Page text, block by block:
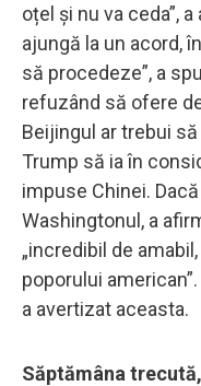
oțel și nu va ceda”,
ajungă la un acord,
să procedeze”, a
refuzând să ofere
Beijingul ar trebui
Trump să ia în
impuse Chinei.
Washingtonul, a
„incredibil de
poporului
a avertizat aceasta.
Săptămâna